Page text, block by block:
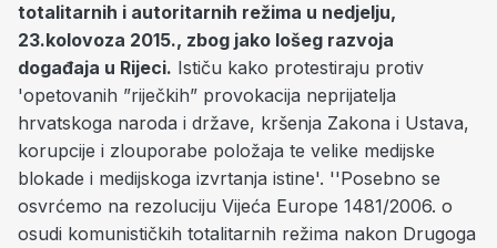
totalitarnih i autoritarnih režima u nedjelju,
23.kolovoza 2015., zbog jako lošeg razvoja
događaja u Rijeci. Ističu kako protestiraju protiv
'opetovanih ”riječkih” provokacija neprijatelja
hrvatskoga naroda i države, kršenja Zakona i Ustava,
korupcije i zlouporabe položaja te velike medijske
blokade i medijskoga izvrtanja istine'. ''Posebno se
osvrćemo na rezoluciju Vijeća Europe 1481/2006. o
osudi komunističkih totalitarnih režima nakon Drugoga